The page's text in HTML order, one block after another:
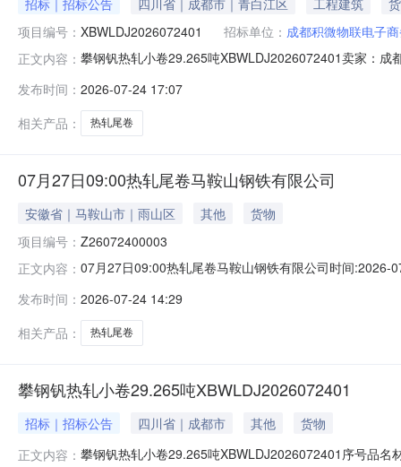
招标｜招标公告 四川省｜成都市｜青白江区 工程建筑
项目编号： XBWLDJ2026072401 招标单位： 成都积微物联电子
正文内容： 攀钢钒热轧小卷29.265吨XBWLDJ2026072401卖家：
轧烂(因非计划产品的特殊性，可能存在与描述不符或其
发布时间： 2026-07-24 17:07
相关产品：
热轧尾卷
07月27日09:00热轧尾卷马鞍山钢铁有限公司
安徽省｜马鞍山市｜雨山区 其他
货物
项目编号： Z26072400003
正文内容： 07月27日09:00热轧尾卷马鞍山钢铁有限公司时间
保证金：￥1,700.00元交易保证金：￥1,700.00元竞价
发布时间： 2026-07-24 14:29
相关产品：
热轧尾卷
攀钢钒热轧小卷29.265吨XBWLDJ2026072401
招标｜招标公告 四川省｜成都市 其他
货物
正文内容： 攀钢钒热轧小卷29.265吨XBWLDJ2026072401序号品